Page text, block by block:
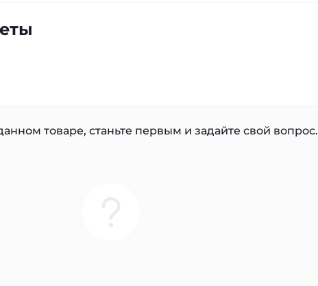
товаре, станьте первым и задайте свой вопрос.